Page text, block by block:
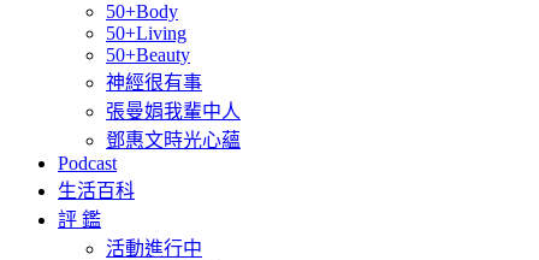
50+Body
50+Living
50+Beauty
神經很有事
張曼娟我輩中人
鄧惠文時光心蘊
Podcast
生活百科
評 鑑
活動進行中